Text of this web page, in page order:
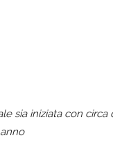
sia iniziata con